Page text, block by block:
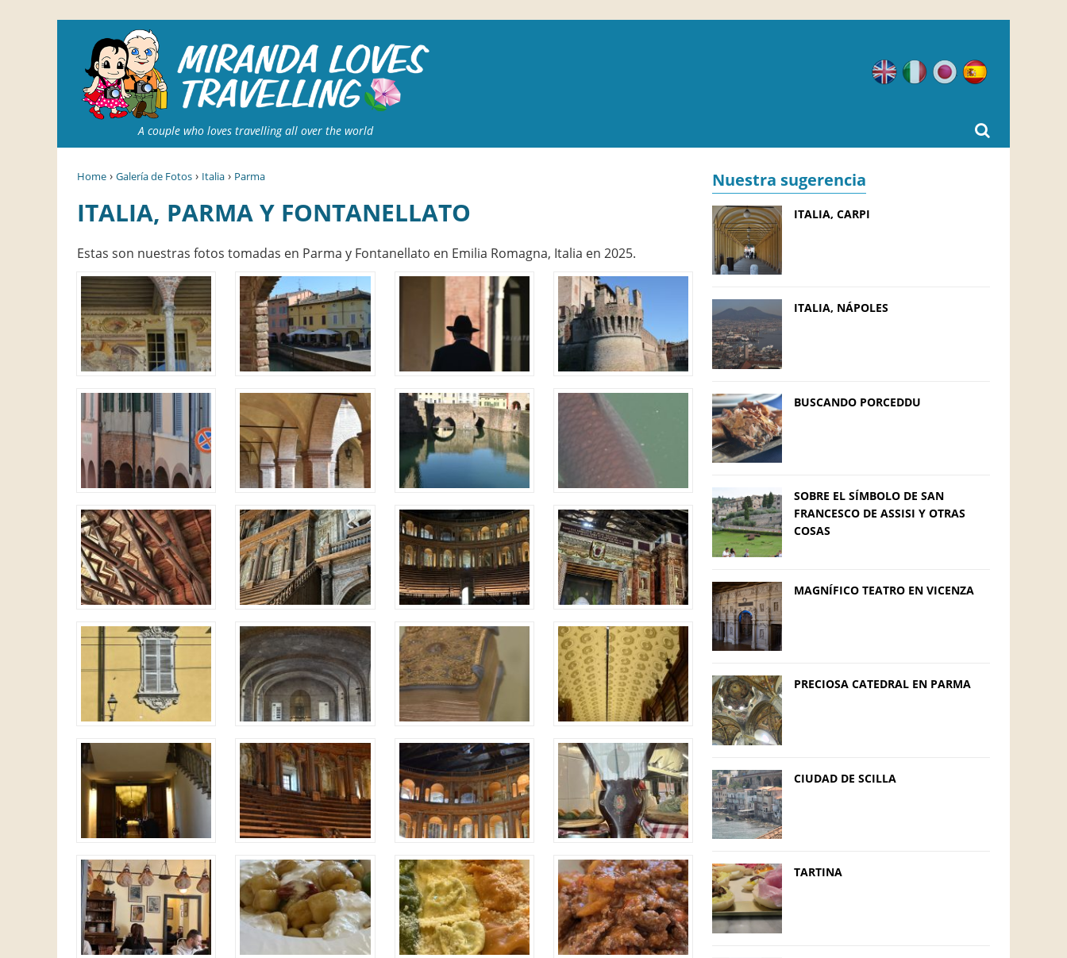
A couple who loves travelling all over the world
Inglés ItalianoJaponés
Home › Galería de Fotos › Italia › Parma
ITALIA, PARMA Y FONTANELLATO
Estas son nuestras fotos tomadas en Parma y Fontanellato en Emilia Romagna, Italia en 2025.
Nuestra sugerencia
ITALIA, CARPI
ITALIA, NÁPOLES
BUSCANDO PORCEDDU
SOBRE EL SÍMBOLO DE SAN
FRANCESCO DE ASSISI Y OTRAS
COSAS
MAGNÍFICO TEATRO EN VICENZA
PRECIOSA CATEDRAL EN PARMA
CIUDAD DE SCILLA
TARTINA